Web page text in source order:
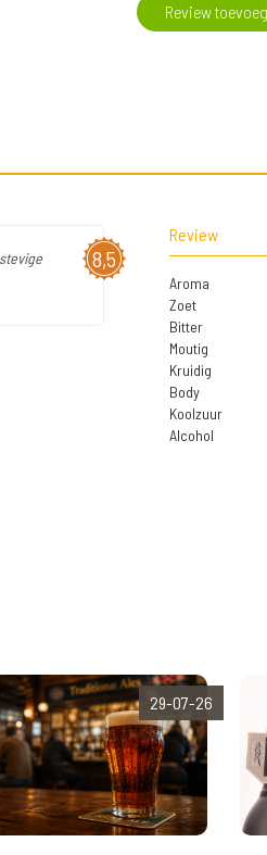
Review
8,5
Review
Aroma
Zoet
Bitter
Moutig
Kruidig
Body
Koolzuur
Alcohol
29-07-26